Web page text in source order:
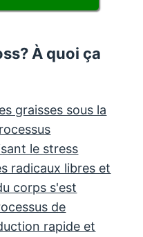
À quoi ça
graisses sous la
le stress
radicaux libres et
corps s'est
de
rapide et